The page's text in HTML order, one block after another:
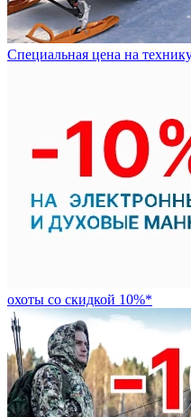
Специальная цена на
охоты со скидкой 10%*